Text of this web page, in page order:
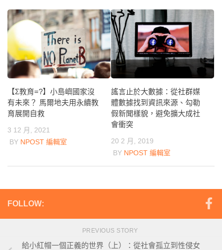
【Σ教育=?】小島嶼國家沒
有未來？ 馬爾地夫用永續教
育展開自救
3 12 月, 2021
BY NPOST 編輯室
謠言止於大數據：從社群媒
體數據找到資訊來源、勾勒
假新聞樣貌，避免擴大成社
會衝突
20 2 月, 2019
BY NPOST 編輯室
FOLLOW:
PREVIOUS STORY
給小紅帽一個正義的世界（上）：從社會孤立到性侵女